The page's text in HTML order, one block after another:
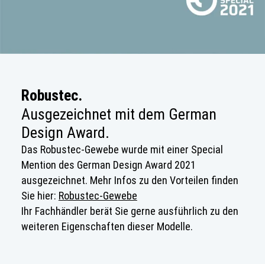
Robustec.
Ausgezeichnet mit dem German
Design Award.
Das Robustec-Gewebe wurde mit einer Special
Mention des German Design Award 2021
ausgezeichnet. Mehr Infos zu den Vorteilen finden
Sie hier: Robustec-Gewebe
Ihr Fachhändler berät Sie gerne ausführlich zu den
weiteren Eigenschaften dieser Modelle.